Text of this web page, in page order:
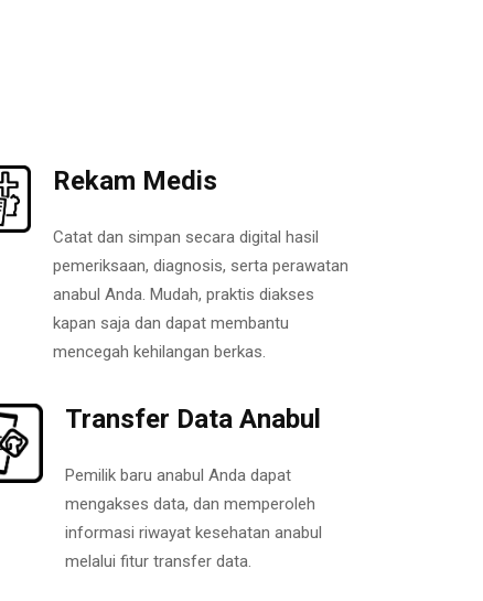
Rekam Medis
Catat dan simpan secara digital hasil
pemeriksaan, diagnosis, serta perawatan
anabul Anda. Mudah, praktis diakses
kapan saja dan dapat membantu
mencegah kehilangan berkas.
Transfer Data Anabul
Pemilik baru anabul Anda dapat
mengakses data, dan memperoleh
informasi riwayat kesehatan anabul
melalui fitur transfer data.